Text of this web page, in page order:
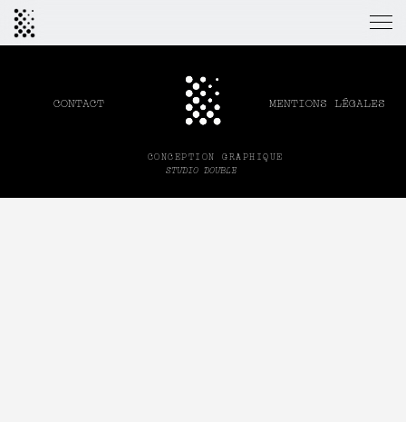
CONTACT MENTIONS LÉGALES
CONCEPTION GRAPHIQUE
STUDIO DOUBLE